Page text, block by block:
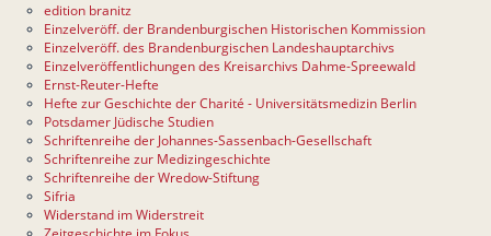
edition branitz
Einzelveröff. der Brandenburgischen Historischen Kommission
Einzelveröff. des Brandenburgischen Landeshauptarchivs
Einzelveröffentlichungen des Kreisarchivs Dahme-Spreewald
Ernst-Reuter-Hefte
Hefte zur Geschichte der Charité - Universitätsmedizin Berlin
Potsdamer Jüdische Studien
Schriftenreihe der Johannes-Sassenbach-Gesellschaft
Schriftenreihe zur Medizingeschichte
Schriftenreihe der Wredow-Stiftung
Sifria
Widerstand im Widerstreit